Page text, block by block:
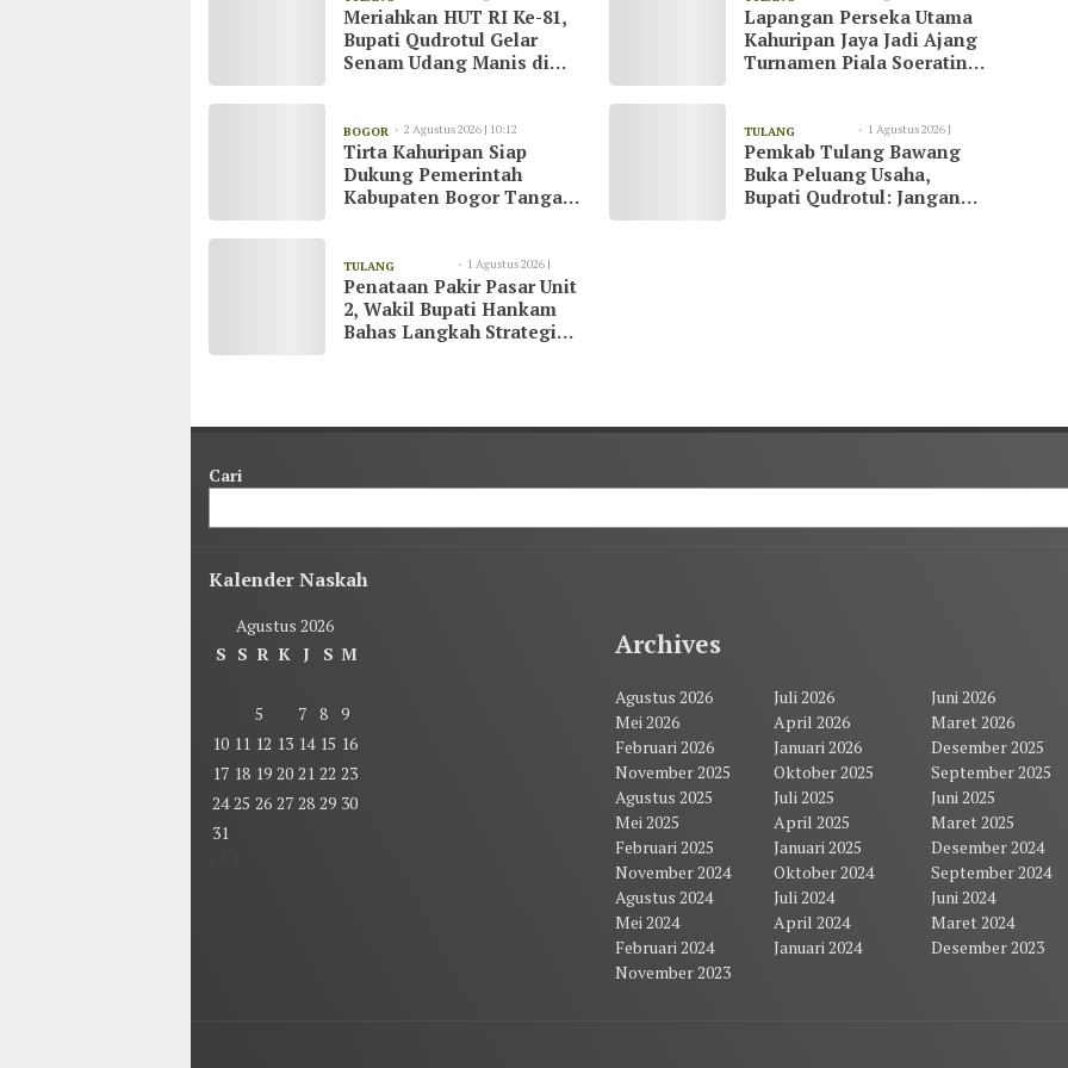
BAWANG
20:51
Meriahkan HUT RI Ke-81,
Bupati Qudrotul Gelar
Senam Udang Manis di
BAWANG
13:09
Lapangan Perseka Utama
Kahuripan Jaya Jadi Ajang
Turnamen Piala Soeratin
BOGOR 2 Agustus 2026 | 10:12
Tirta Kahuripan Siap
Dukung Pemerintah
Kabupaten Bogor Tangani
TULANG
BAWANG
1 Agustus 2026 |
23:07
Pemkab Tulang Bawang
Buka Peluang Usaha,
Bupati Qudrotul: Jangan
TULANG
BAWANG
1 Agustus 2026 |
23:03
Penataan Pakir Pasar Unit
2, Wakil Bupati Hankam
Bahas Langkah Strategi
Cari
Kalender Naskah
Agustus 2026
S S R K J S M
5 7 8 9
10 11 12 13 14 15 16
17 18 19 20 21 22 23
24 25 26 27 28 29 30
31
Archives
Agustus 2026 Juli 2026
Juni 2026
Mei 2026
April 2026
Maret 2026
Februari 2026
Januari 2026
Desember 2025
November 2025
Oktober 2025
September 2025
Agustus 2025
Juli 2025
Juni 2025
Mei 2025
April 2025
Maret 2025
Februari 2025
Januari 2025
Desember 2024
November 2024
Oktober 2024
September 2024
Agustus 2024
Juli 2024
Juni 2024
Mei 2024
April 2024
Maret 2024
Februari 2024
Januari 2024
Desember 2023
November 2023